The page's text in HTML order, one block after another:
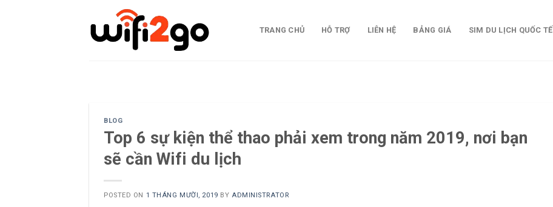
TRANG CHỦ HỖ TRỢ LIÊN HỆ BẢNG GIÁ SIM DU LỊCH QUỐC TẾ
BLOG
Top 6 sự kiện thể thao phải xem trong năm 2019, nơi bạn
sẽ cần Wifi du lịch
POSTED ON 1 THÁNG MƯỜI, 2019 BY ADMINISTRATOR